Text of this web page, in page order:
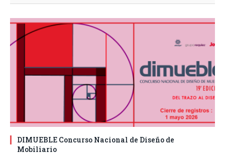
DIMUEBLE Concurso Nacional de Diseño de
Mobiliario